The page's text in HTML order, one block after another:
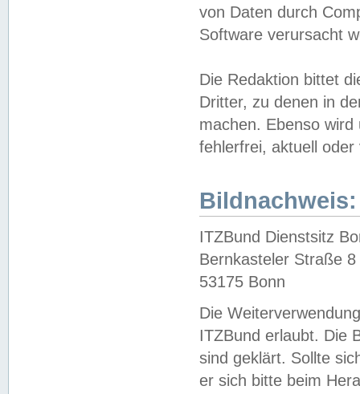
von Daten durch
Software verursacht
Die Redaktion bittet
Dritter, zu denen in
machen. Ebenso
fehlerfrei, aktuell oder
Bildnachweis:
ITZBund Dienstsitz
Bernkasteler Straße 8
53175 Bonn
Die
ITZBund erlaubt. Die
sind geklärt. Sollte
er sich bitte beim